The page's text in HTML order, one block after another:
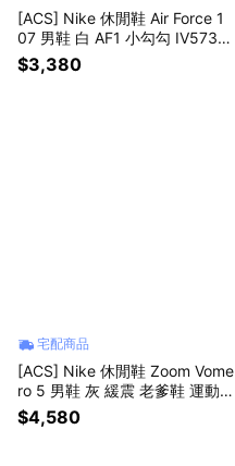
[ACS] Nike 休閒鞋 Air Force 1
07 男鞋 白 AF1 小勾勾 IV5732-
100
$3,380
宅配商品
[ACS] Nike 休閒鞋 Zoom Vome
ro 5 男鞋 灰 緩震 老爹鞋 運動鞋
FB9149-009
$4,580